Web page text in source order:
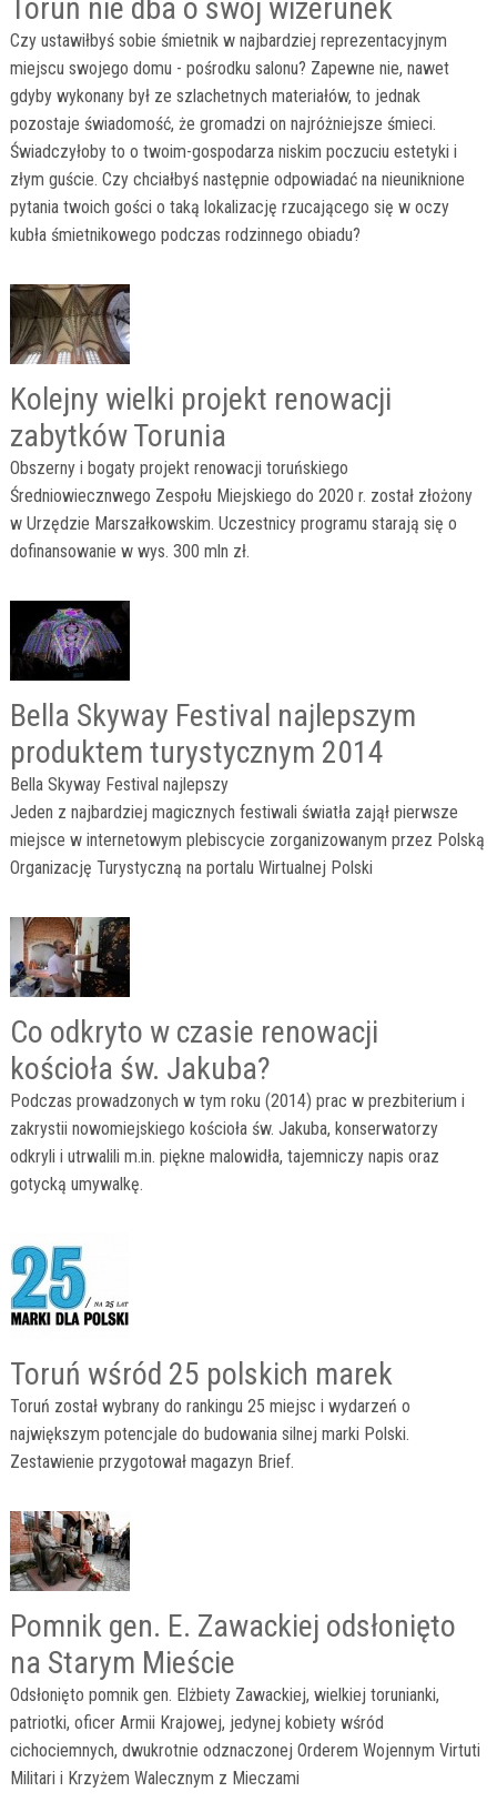
Toruń nie dba o swój wizerunek
Czy ustawiłbyś sobie śmietnik w najbardziej reprezentacyjnym
miejscu swojego domu - pośrodku salonu? Zapewne nie, nawet
gdyby wykonany był ze szlachetnych materiałów, to jednak
pozostaje świadomość, że gromadzi on najróżniejsze śmieci.
Świadczyłoby to o twoim-gospodarza niskim poczuciu estetyki i
złym guście. Czy chciałbyś następnie odpowiadać na nieuniknione
pytania twoich gości o taką lokalizację rzucającego się w oczy
kubła śmietnikowego podczas rodzinnego obiadu?
Kolejny wielki projekt renowacji
zabytków Torunia
Obszerny i bogaty projekt renowacji toruńskiego
Średniowiecznwego Zespołu Miejskiego do 2020 r. został złożony
w Urzędzie Marszałkowskim. Uczestnicy programu starają się o
dofinansowanie w wys. 300 mln zł.
Bella Skyway Festival najlepszym
produktem turystycznym 2014
Bella Skyway Festival najlepszy
Jeden z najbardziej magicznych festiwali światła zajął pierwsze
miejsce w internetowym plebiscycie zorganizowanym przez Polską
Organizację Turystyczną na portalu Wirtualnej Polski
Co odkryto w czasie renowacji
kościoła św. Jakuba?
Podczas prowadzonych w tym roku (2014) prac w prezbiterium i
zakrystii nowomiejskiego kościoła św. Jakuba, konserwatorzy
odkryli i utrwalili m.in. piękne malowidła, tajemniczy napis oraz
gotycką umywalkę.
Toruń wśród 25 polskich marek
Toruń został wybrany do rankingu 25 miejsc i wydarzeń o
największym potencjale do budowania silnej marki Polski.
Zestawienie przygotował magazyn Brief.
Pomnik gen. E. Zawackiej odsłonięto
na Starym Mieście
Odsłonięto pomnik gen. Elżbiety Zawackiej, wielkiej torunianki,
patriotki, oficer Armii Krajowej, jedynej kobiety wśród
cichociemnych, dwukrotnie odznaczonej Orderem Wojennym Virtuti
Militari i Krzyżem Walecznym z Mieczami